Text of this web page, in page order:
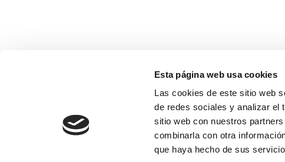
Esta página web usa cookies
Las cookies de este sitio web
de redes sociales y analizar el
sitio web con nuestros
combinarla con otra
que haya hecho de sus